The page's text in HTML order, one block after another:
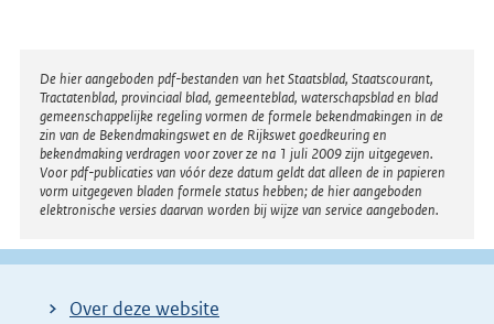
Disclaimer
De hier aangeboden pdf-bestanden van het Staatsblad, Staatscourant,
Tractatenblad, provinciaal blad, gemeenteblad, waterschapsblad en blad
gemeenschappelijke regeling vormen de formele bekendmakingen in de
zin van de Bekendmakingswet en de Rijkswet goedkeuring en
bekendmaking verdragen voor zover ze na 1 juli 2009 zijn uitgegeven.
Voor pdf-publicaties van vóór deze datum geldt dat alleen de in papieren
vorm uitgegeven bladen formele status hebben; de hier aangeboden
elektronische versies daarvan worden bij wijze van service aangeboden.
Over deze website